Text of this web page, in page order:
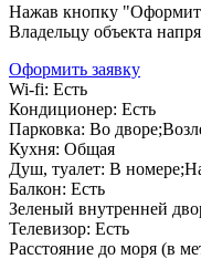
Нажав кнопку
Владельцу объекта
Оформить заявку
Wi-fi: Есть
Кондиционер: Есть
Парковка: Во
Кухня: Общая
Душ, туалет: В
Балкон: Есть
Зеленый внутренней
Телевизор: Есть
Расстояние до моря (в